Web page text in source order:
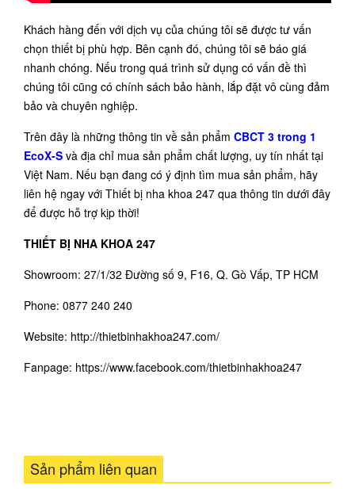
Khách hàng đến với dịch vụ của chúng tôi sẽ được tư vấn
chọn thiết bị phù hợp. Bên cạnh đó, chúng tôi sẽ báo giá
nhanh chóng. Nếu trong quá trình sử dụng có vấn đề thì
chúng tôi cũng có chính sách bảo hành, lắp đặt vô cùng đảm
bảo và chuyên nghiệp.
Trên đây là những thông tin về sản phẩm CBCT 3 trong 1
EcoX-S và địa chỉ mua sản phẩm chất lượng, uy tín nhất tại
Việt Nam. Nếu bạn đang có ý định tìm mua sản phẩm, hãy
liên hệ ngay với Thiết bị nha khoa 247 qua thông tin dưới đây
để được hỗ trợ kịp thời!
THIẾT BỊ NHA KHOA 247
Showroom: 27/1/32 Đường số 9, F16, Q. Gò Vấp, TP HCM
Phone: 0877 240 240
Website: http://thietbinhakhoa247.com/
Fanpage: https://www.facebook.com/thietbinhakhoa247
Sản phẩm liên quan